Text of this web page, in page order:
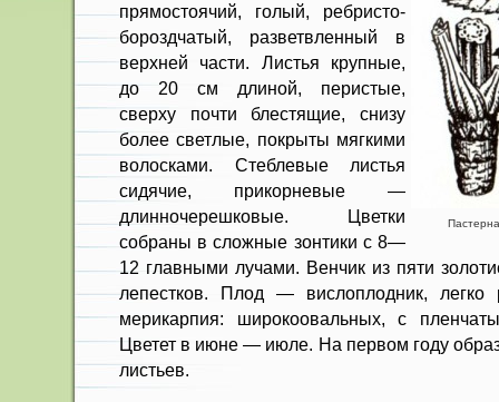
прямо­стоячий, голый, ребристо-
бороздча­тый, разветвленный в
верхней части. Листья крупные,
до 20 см длиной, пе­ристые,
сверху почти блестящие, снизу
более светлые, покрыты мягкими
волос­ками. Стеблевые листья
сидячие, при­корневые —
длинночерешковые. Цвет­ки
собраны в сложные зонтики с 8—
12 главными лучами. Венчик из пяти
лепест­ков. Плод — вислоплодник,
мерикарпия: ши­рокоовальных, с
Цветет в июне — июле. На первом году
листьев.